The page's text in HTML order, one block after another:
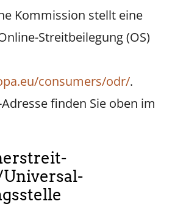
Kommission stellt eine
Streitbeilegung (OS)
consumers/odr/.
finden Sie oben im
Universal­